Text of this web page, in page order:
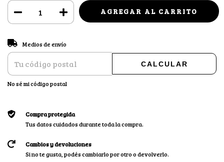
Entregas para el CP:
Medios de envío
CALCULAR
No sé mi código postal
Compra protegida
Tus datos cuidados durante toda la compra.
Cambios y devoluciones
Si no te gusta, podés cambiarlo por otro o devolverlo.